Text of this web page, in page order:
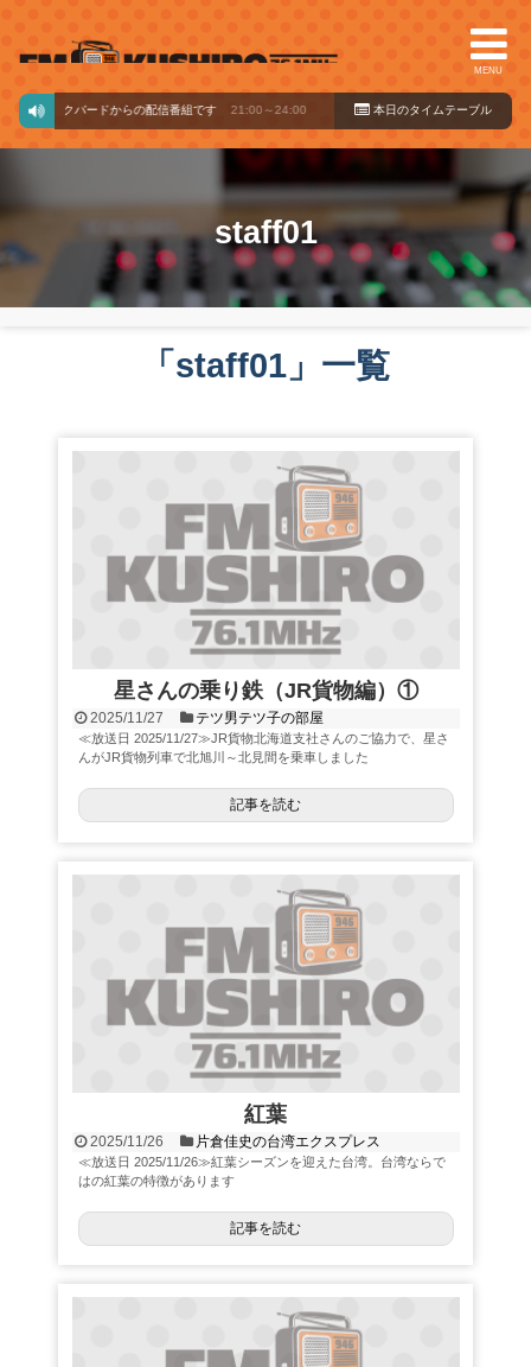
MENU
ジックバードからの配信番組です 21:00～24:00 本日のタイ ムテーブル
staff01
「 staff01 」 一覧
星さんの乗り鉄（JR貨物編）①
2025/11/27 テツ男テツ子の部屋
≪放送日 2025/11/27≫JR貨物北海道支社さんのご協力で、星さ
んがJR貨物列車で北旭川～北見間を乗車しました
記事を読む
紅葉
2025/11/26 片倉佳史の台湾エクスプレス
≪放送日 2025/11/26≫紅葉シーズンを迎えた台湾。台湾ならで
はの紅葉の特徴があります
記事を読む